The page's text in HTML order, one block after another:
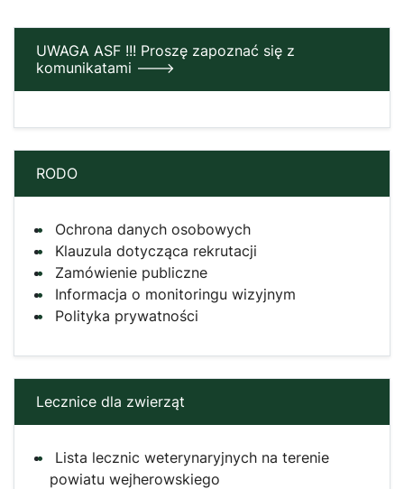
UWAGA ASF !!! Proszę zapoznać się z
komunikatami --->
RODO
Ochrona danych osobowych
Klauzula dotycząca rekrutacji
Zamówienie publiczne
Informacja o monitoringu wizyjnym
Polityka prywatności
Lecznice dla zwierząt
Lista lecznic weterynaryjnych na terenie
powiatu wejherowskiego